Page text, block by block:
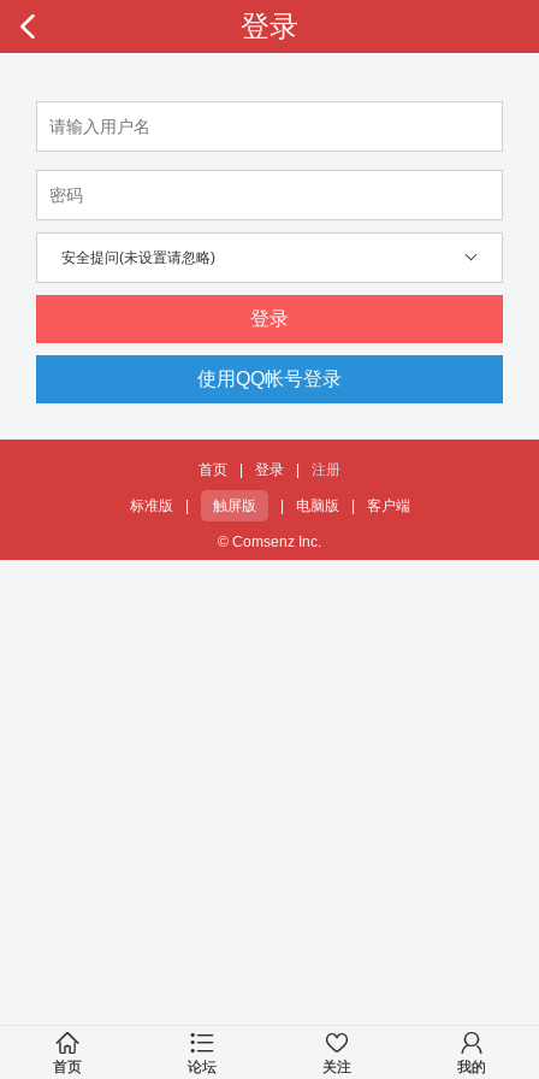
登录
安全提问(未设置请忽略)
登录
使用QQ帐号登录
首页 登录 注册
标准版 触屏版 电脑版 客户端
© Comsenz Inc.
首页 论坛 关注 我的